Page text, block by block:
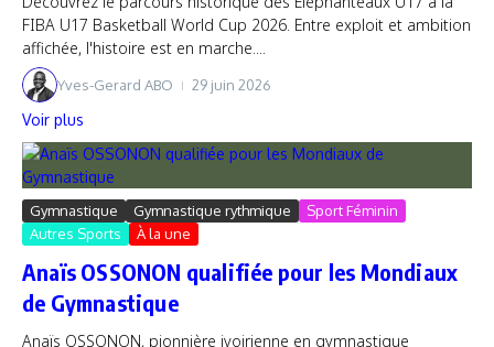
FIBA U17 Basketball World Cup 2026. Entre exploit et ambition
affichée, l'histoire est en marche....
Yves-Gerard ABO 29 juin 2026
Voir plus
Gymnastique Gymnastique rythmique
Sport Féminin
Autres Sports
À la une
Anaïs OSSONON qualifiée pour les Mondiaux
de Gymnastique
Anaïs OSSONON, pionnière ivoirienne en gymnastique